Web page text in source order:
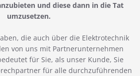
und diese dann in die Tat
umzusetzen.
die auch über die Elektrotechnik
von uns mit Partnerunternehmen
für Sie, als unser Kunde, Sie
für alle durchzuführenden